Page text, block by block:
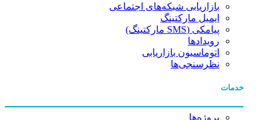
بازاریابی شبکه‌های اجتماعی
ایمیل مارکتینگ
پیامکی (SMS مارکتینگ)
رویدادها
اتوماسیون بازاریابی
نظرسنجی‌ها
خدمات
پروژه‌ها